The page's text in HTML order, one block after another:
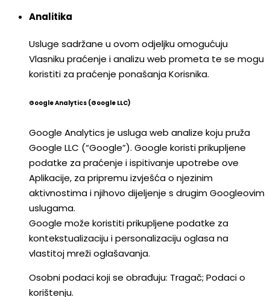
Analitika
Usluge sadržane u ovom odjeljku omogućuju
Vlasniku praćenje i analizu web prometa te se mogu
koristiti za praćenje ponašanja Korisnika.
Google Analytics (Google LLC)
Google Analytics je usluga web analize koju pruža
Google LLC (“Google”). Google koristi prikupljene
podatke za praćenje i ispitivanje upotrebe ove
Aplikacije, za pripremu izvješća o njezinim
aktivnostima i njihovo dijeljenje s drugim Googleovim
uslugama.
Google može koristiti prikupljene podatke za
kontekstualizaciju i personalizaciju oglasa na
vlastitoj mreži oglašavanja.
Osobni podaci koji se obrađuju: Tragač; Podaci o
korištenju.